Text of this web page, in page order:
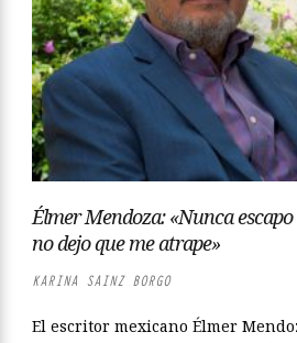
Élmer Mendoza: «Nunca
no dejo que me atrape»
KARINA SAINZ BORGO
El escritor mexicano Élmer